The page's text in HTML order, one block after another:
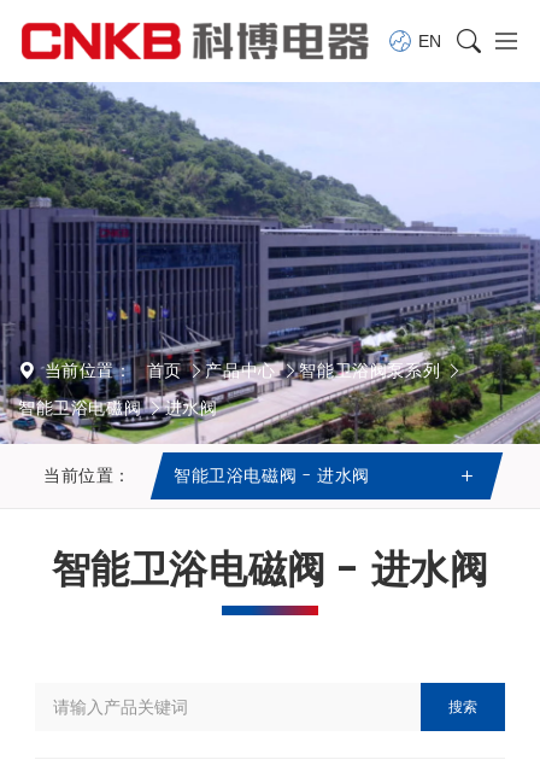
EN
当前位置： 首页 产品中心
智能卫浴阀泵系列
智能卫浴电磁阀
进水阀
当前位置： 智能卫浴电磁阀 - 进水阀
智能卫浴电磁阀 - 进水阀
搜索